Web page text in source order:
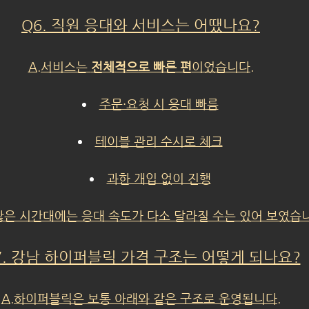
Q6. 직원 응대와 서비스는 어땠나요?
A.서비스는 전체적으로 빠른 편이었습니다.
주문·요청 시 응대 빠름
테이블 관리 수시로 체크
과한 개입 없이 진행
은 시간대에는 응대 속도가 다소 달라질 수는 있어 보였습
강남 하이퍼블릭 가격 구조는 어떻게 되나요?
A.하이퍼블릭은 보통 아래와 같은 구조로 운영됩니다.